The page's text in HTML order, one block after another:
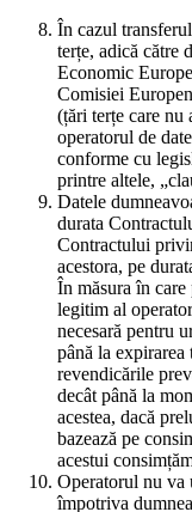
În cazul
terțe, adică către
Economic
Comisiei
(țări terțe care nu
operatorul de
conforme cu
printre altele,
Datele
durata
Contractului
acestora, pe
În măsura în care
legitim al
necesară pentru
până la expirarea
revendicările
decât până la
acestea, dacă
bazează pe
acestui
Operatorul nu va
împotriva